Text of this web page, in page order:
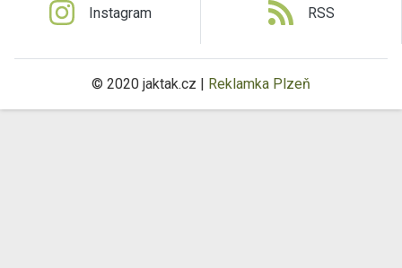
Instagram RSS
© 2020 jaktak.cz | Reklamka Plzeň